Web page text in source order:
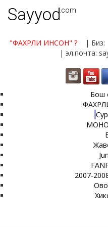
Sayyod.com
"ФАХРЛИ ИНСОН" ?
| Биз:
| эл.почта:
Бош
2007-